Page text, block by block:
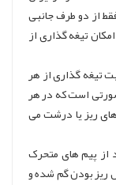
از دو طرف جانبی
تیغه گذاری از
تیغه گذاری از هر
است که در هر
ریز یا درشت می
از پیم های متحرک
ریز بودن گم شده و